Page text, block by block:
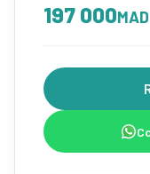
197 000MAD